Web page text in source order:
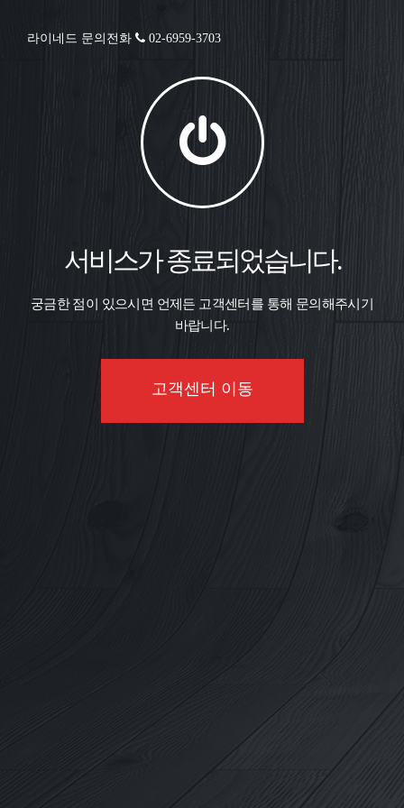
라이네드 문의전화 02-6959-3703
서비스가 종료되었습니다.
궁금한 점이 있으시면 언제든 고객센터를 통해 문의해주시기
바랍니다.
고객센터 이동